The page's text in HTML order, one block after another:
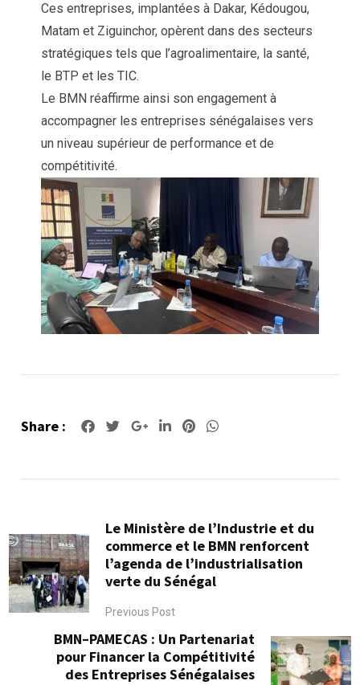
Ces entreprises, implantées à Dakar, Kédougou,
Matam et Ziguinchor, opèrent dans des secteurs
stratégiques tels que l’agroalimentaire, la santé,
le BTP et les TIC.
Le BMN réaffirme ainsi son engagement à
accompagner les entreprises sénégalaises vers
un niveau supérieur de performance et de
compétitivité.
Share : Google+LinkedInPinterest
Whatsapp
Le Ministère de l’Industrie et du
commerce et le BMN renforcent
l’agenda de l’industrialisation
verte du Sénégal
Previous Post
BMN–PAMECAS : Un Partenariat
pour Financer la Compétitivité
des Entreprises Sénégalaises